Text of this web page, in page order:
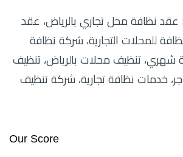
عقد نظافة محل تجاري بالرياض، عقد
للمحلات التجارية، شركة نظافة
شهري، تنظيف محلات بالرياض، تنظيف
خدمات نظافة تجارية، شركة تنظيف
Our Score